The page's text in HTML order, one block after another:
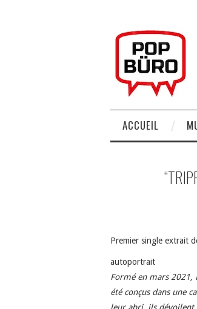
ACCUEIL
Premier single extrait
autoportrait
Formé en mars 2021,
été conçus dans une
leur abri, ils dévoilent